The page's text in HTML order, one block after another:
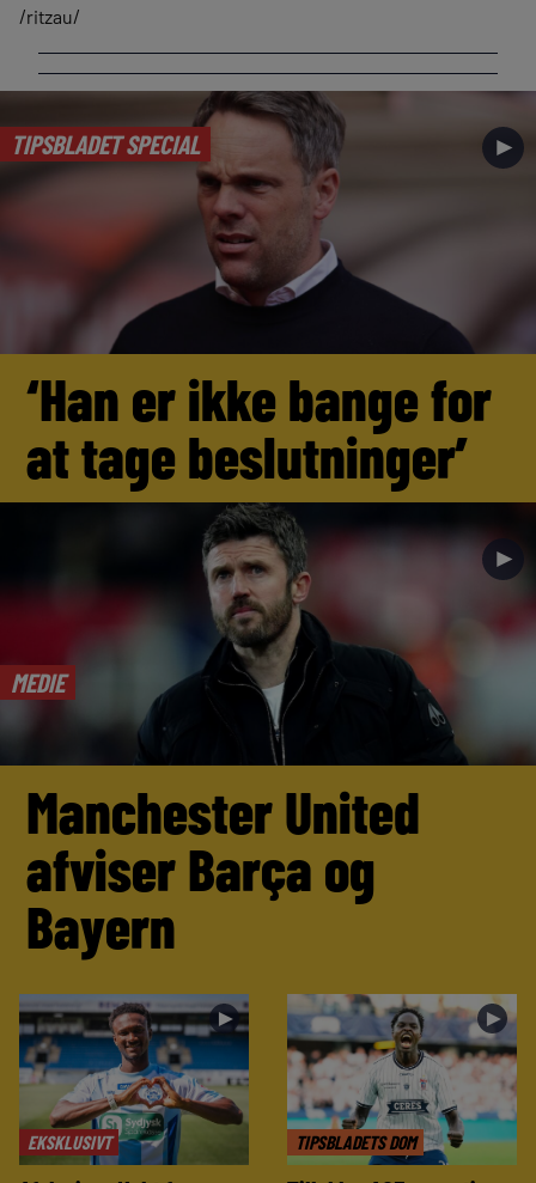
/ritzau/
TIPSBLADET SPECIAL ►
‘Han er ikke bange for
at tage beslutninger’
MEDIE
►
Manchester United
afviser Barça og
Bayern
EKSKLUSIVT
►
TIPSBLADETS DOM
►